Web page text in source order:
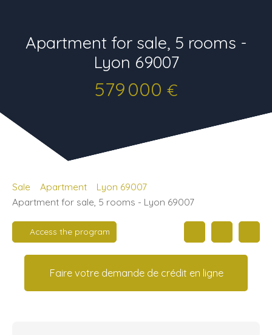
Apartment for sale, 5 rooms -
Lyon 69007
579 000 €
Sale Apartment
Lyon 69007
Apartment for sale, 5 rooms - Lyon 69007
Access the program
Faire votre demande de crédit en ligne